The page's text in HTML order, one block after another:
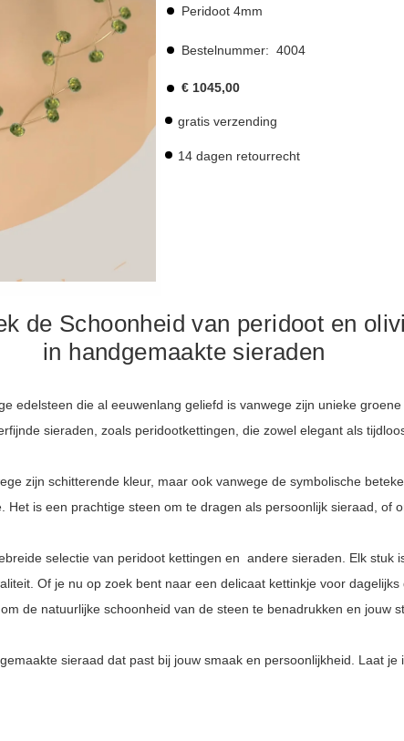
Peridoot 4mm
Bestelnummer: 4004
€ 1045,00
gratis verzending
14 dagen retourrecht
de Schoonheid van peridoot en
in handgemaakte sieraden
edelsteen die al eeuwenlang geliefd is vanwege zijn unieke
sieraden, zoals peridootkettingen, die zowel elegant als
zijn schitterende kleur, maar ook vanwege de symbolische
Het is een prachtige steen om te dragen als persoonlijk sieraad, of
selectie van peridoot kettingen en andere sieraden. Elk stuk
Of je nu op zoek bent naar een delicaat kettinkje voor
de natuurlijke schoonheid van de steen te benadrukken en jouw
sieraad dat past bij jouw smaak en persoonlijkheid. Laat